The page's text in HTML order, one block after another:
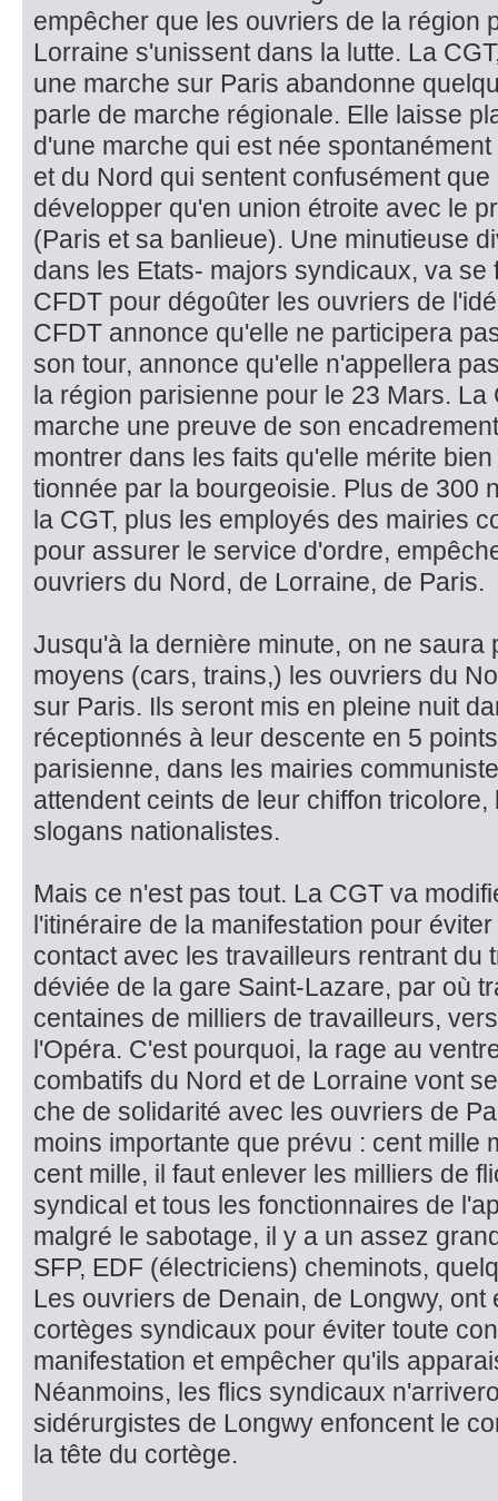
empê­cher que les ouvriers de la région
Lorraine s'unissent dans la lutte. La
une marche sur Paris abandonne
parle de marche régionale. Elle laisse
d'une mar­che qui est née
et du Nord qui sentent confusément
développer qu'en union étroite avec le
(Paris et sa banlieue). Une minutieuse
dans les Etats- majors syndicaux, va se
CFDT pour dégoûter les ouvriers de
CFDT annonce qu'elle ne participera
son tour, annonce qu'elle n'appellera
la région parisienne pour le 23 Mars.
marche une preuve de son
montrer dans les faits qu'elle mérite
tionnée par la bourgeoisie. Plus de 300
la CGT, plus les em­ployés des mairies
pour assurer le service d'ordre,
ouvriers du Nord, de Lorraine, de Paris.
Jusqu'à la dernière mi­nute, on ne saura
moyens (cars, trains,) les ouvriers du
sur Paris. Ils seront mis en pleine nuit
récep­tionnés à leur descente en 5
parisienne, dans les mairies
attendent ceints de leur chiffon
slogans nationalistes.
Mais ce n'est pas tout. La CGT va
l'itinéraire de la manifestation pour
contact avec les travailleurs rentrant du
déviée de la gare Saint-La­zare, par où
centaines de milliers de travailleurs,
l'Opéra. C'est pourquoi, la rage au
combatifs du Nord et de Lorraine vont
che de solidarité avec les ouvriers de
moins importante que prévu : cent mille
cent mille, il faut enlever les milliers de
syndical et tous les fonctionnaires de
malgré le sabotage, il y a un assez
SFP, EDF (électriciens) cheminots,
Les ouvriers de Denain, de Longwy,
cortèges syndicaux pour éviter toute
manifestation et empêcher qu'ils
Néanmoins, les flics syndicaux
sidérurgistes de Longwy enfoncent le
la tête du cortège.